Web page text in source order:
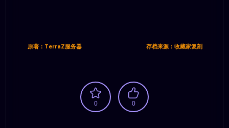
原著：TerraZ服务器 存档来源：收藏家复刻
0 0